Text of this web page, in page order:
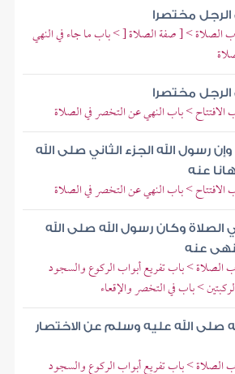
مختصرا
الصلاة > [ صفة الصلاة [ > باب ما جاء في النهي
مختصرا
> باب النهي عن التخصر في الصلاة
رسول الله الجزء الثاني صلى الله
عنه
> باب النهي عن التخصر في الصلاة
وكان رسول الله صلى الله
عنه
الصلاة > باب تفريع أبواب الركوع والسجود
> باب في التخصر والإقعاء
صلى الله عليه وسلم عن الاختصار
الصلاة > باب تفريع أبواب الركوع والسجود